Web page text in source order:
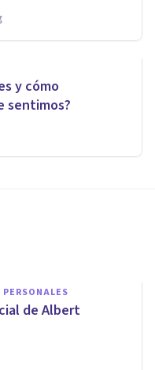
y cómo
sentimos?
de Albert